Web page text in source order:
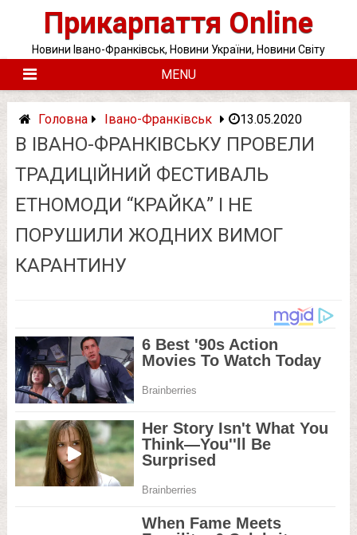
Прикарпаття Online
Новини Івано-Франківськ, Новини України, Новини Світу
MENU
Головна Івано-Франківськ 13.05.2020
В ІВАНО-ФРАНКІВСЬКУ ПРОВЕЛИ
ТРАДИЦІЙНИЙ ФЕСТИВАЛЬ
ЕТНОМОДИ “КРАЙКА” І НЕ
ПОРУШИЛИ ЖОДНИХ ВИМОГ
КАРАНТИНУ